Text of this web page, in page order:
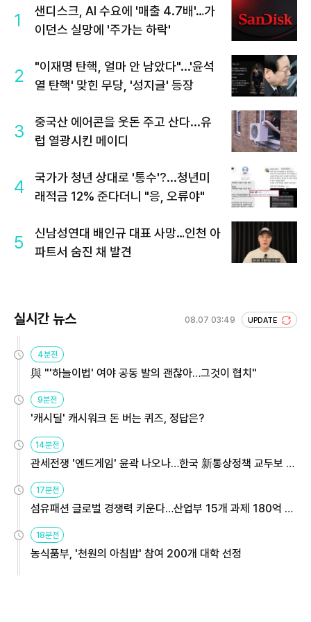
1
샌디스크, AI 수요에 '매출 4.7배'…가
이던스 실망에 '주가는 하락'
2
"이재명 탄핵, 얼마 안 남았다"...'윤석
열 탄핵' 맞힌 무당, '성지글' 등장
3
중국산 에어콘을 웃돈 주고 산다...유
럽 열광시킨 메이디
4
국가가 청년 상대로 '통수'?...청년미
래적금 12% 준다더니 "응, 오류야"
5
신남성연대 배인규 대표 사망…인천 아
파트서 숨진 채 발견
실시간 뉴스 08.07 03:49 UPDATE
4분전
與 "'하늘이법' 여야 공동 발의 괜찮아…그것이 협치"
9분전
'캐시딜' 캐시워크 돈 버는 퀴즈, 정답은?
14분전
관세전쟁 '엔드게임' 윤곽 나오나…한국 新통상정책 교두보 활
용해야
17분전
섬유패션 글로벌 경쟁력 키운다…산업부 15개 과제 180억 지
원
18분전
농식품부, '천원의 아침밥' 참여 200개 대학 선정